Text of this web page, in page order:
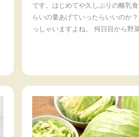
です。はじめてや久しぶりの離乳
らいの量あげていったらいいのか
っしゃいますよね。 何日目から野